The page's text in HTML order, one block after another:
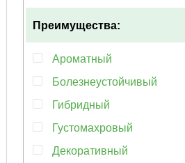
Преимущества:
Ароматный
Болезнеустойчивый
Гибридный
Густомахровый
Декоративный